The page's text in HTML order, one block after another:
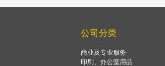
公司分类
商业及专业服务
印刷、办公室用品